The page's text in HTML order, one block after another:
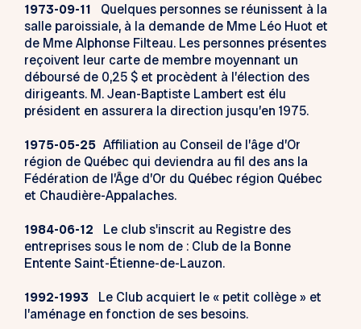
1973-09-11 Quelques personnes se réunissent à la
salle paroissiale, à la demande de Mme Léo Huot et
de Mme Alphonse Filteau. Les personnes présentes
reçoivent leur carte de membre moyennant un
déboursé de 0,25 $ et procèdent à l’élection des
dirigeants. M. Jean-Baptiste Lambert est élu
président en assurera la direction jusqu’en 1975.
1975-05-25 Affiliation au Conseil de l’âge d’Or
région de Québec qui deviendra au fil des ans la
Fédération de l’Âge d’Or du Québec région Québec
et Chaudière-Appalaches.
1984-06-12 Le club s'inscrit au Registre des
entreprises sous le nom de : Club de la Bonne
Entente Saint-Étienne-de-Lauzon.
1992-1993 Le Club acquiert le « petit collège » et
l’aménage en fonction de ses besoins.